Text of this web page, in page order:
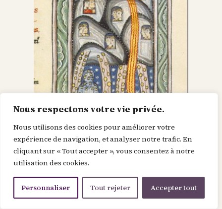
Nous respectons votre vie privée.
Nous utilisons des cookies pour améliorer votre
expérience de navigation, et analyser notre trafic. En
cliquant sur « Tout accepter », vous consentez à notre
utilisation des cookies.
Personnaliser Tout rejeter Accepter tout
Dieu dans le Christ,
recherche l’homme et
le renouvelle